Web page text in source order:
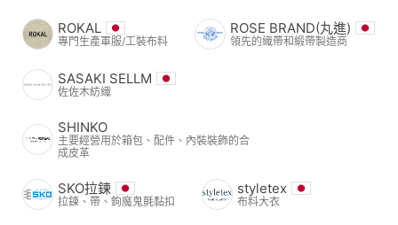
ROKAL
專門生產軍服/工裝布料
ROSE BRAND(丸進)
領先的織帶和緞帶製造商
SASAKI SELLM
佐佐木紡織
SHINKO
主要經營用於箱包、配件、內裝裝飾的合
成皮革
SKO拉鍊
拉鍊、帶、鉤魔鬼氈黏扣
styletex
布料大衣